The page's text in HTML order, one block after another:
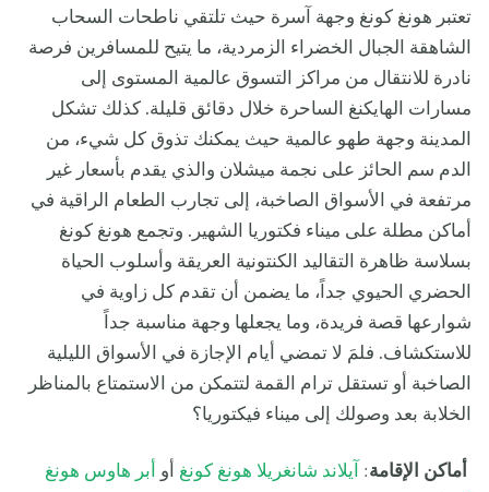
تعتبر هونغ كونغ وجهة آسرة حيث تلتقي ناطحات السحاب
الشاهقة الجبال الخضراء الزمردية، ما يتيح للمسافرين فرصة
نادرة للانتقال من مراكز التسوق عالمية المستوى إلى
مسارات الهايكنغ الساحرة خلال دقائق قليلة. كذلك تشكل
المدينة وجهة طهو عالمية حيث يمكنك تذوق كل شيء، من
الدم سم الحائز على نجمة ميشلان والذي يقدم بأسعار غير
مرتفعة في الأسواق الصاخبة، إلى تجارب الطعام الراقية في
أماكن مطلة على ميناء فكتوريا الشهير. وتجمع هونغ كونغ
بسلاسة ظاهرة التقاليد الكنتونية العريقة وأسلوب الحياة
الحضري الحيوي جداً، ما يضمن أن تقدم كل زاوية في
شوارعها قصة فريدة، وما يجعلها وجهة مناسبة جداً
للاستكشاف. فلمَ لا تمضي أيام الإجازة في الأسواق الليلية
الصاخبة أو تستقل ترام القمة لتتمكن من الاستمتاع بالمناظر
الخلابة بعد وصولك إلى ميناء فيكتوريا؟
أماكن الإقامة: آيلاند شانغريلا هونغ كونغ أو أبر هاوس هونغ